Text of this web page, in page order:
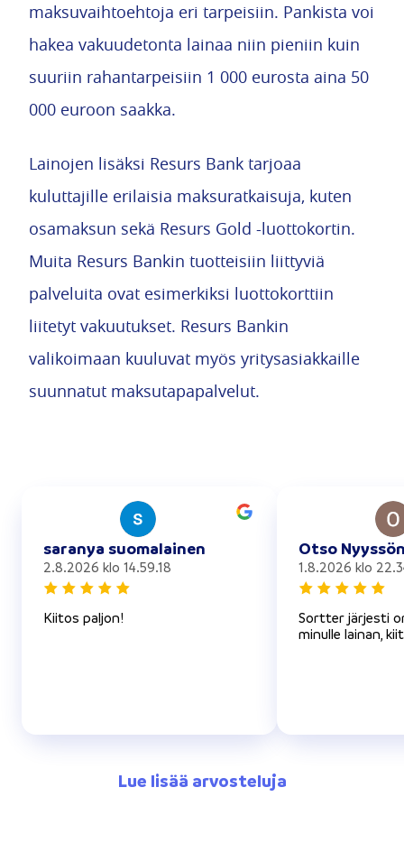
maksuvaihtoehtoja eri tarpeisiin. Pankista voi
hakea vakuudetonta lainaa niin pieniin kuin
suuriin rahantarpeisiin 1 000 eurosta aina 50
000 euroon saakka.
Lainojen lisäksi Resurs Bank tarjoaa
kuluttajille erilaisia maksuratkaisuja, kuten
osamaksun sekä Resurs Gold -luottokortin.
Muita Resurs Bankin tuotteisiin liittyviä
palveluita ovat esimerkiksi luottokorttiin
liitetyt vakuutukset. Resurs Bankin
valikoimaan kuuluvat myös yritysasiakkaille
suunnatut maksutapapalvelut.
saranya suomalainen
2.8.2026 klo 14.59.18
Kiitos paljon!
Otso
1.8.2026 klo
Sortter järjesti
minulle lainan,
Lue lisää arvosteluja